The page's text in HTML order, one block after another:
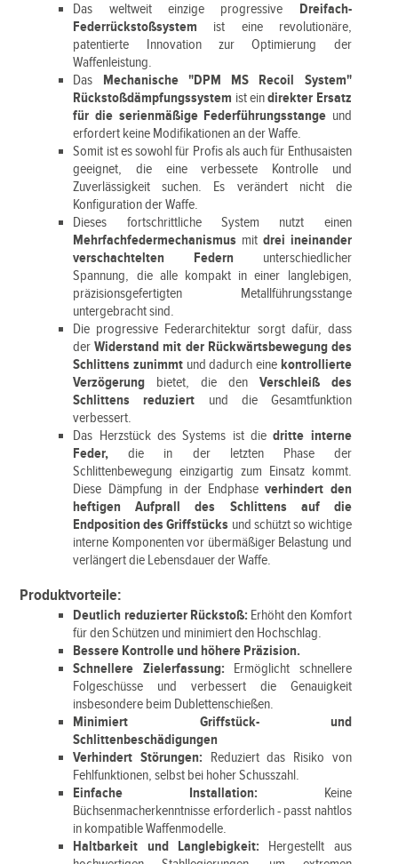
Das weltweit einzige progressive Dreifach-
Federrückstoßsystem ist eine revolutionäre,
patentierte Innovation zur Optimierung der
Waffenleistung.
Das Mechanische "DPM MS Recoil System"
Rückstoßdämpfungssystem ist eindirekter Ersatz
für die serienmäßige Federführungsstange und
erfordert keine Modifikationen an der Waffe.
Somit ist es sowohl für Profis als auch für Enthusaisten
geeignet, die eine verbessete Kontrolle und
Zuverlässigkeit suchen. Es verändert nicht die
Konfiguration der Waffe.
Dieses fortschrittliche System nutzt einen
Mehrfachfedermechanismus mit drei ineinander
verschachtelten Federn unterschiedlicher
Spannung, die alle kompakt in einer langlebigen,
präzisionsgefertigten Metallführungsstange
untergebracht sind.
Die progressive Federarchitektur sorgt dafür, dass
derWiderstand mit der Rückwärtsbewegung des
Schlittens zunimmt und dadurch eine kontrollierte
Verzögerung bietet, die den Verschleiß des
Schlittens reduziert und die Gesamtfunktion
verbessert.
Das Herzstück des Systems ist diedritte interne
Feder, die in der letzten Phase der
Schlittenbewegung einzigartig zum Einsatz kommt.
Diese Dämpfung in der Endphaseverhindert den
heftigen Aufprall des Schlittens auf die
Endposition des Griffstücks und schützt so wichtige
interne Komponenten vor übermäßiger Belastung und
verlängert die Lebensdauer der Waffe.
Produktvorteile:
Deutlich reduzierter Rückstoß: Erhöht den Komfort
für den Schützen und minimiert den Hochschlag.
Bessere Kontrolle und höhere Präzision.
Schnellere Zielerfassung: Ermöglicht schnellere
Folgeschüsse und verbessert die Genauigkeit
insbesondere beim Dublettenschießen.
Minimiert Griffstück- und
Schlittenbeschädigungen
Verhindert Störungen: Reduziert das Risiko von
Fehlfunktionen, selbst bei hoher Schusszahl.
Einfache Installation: Keine
Büchsenmacherkenntnisse erforderlich - passt nahtlos
in kompatible Waffenmodelle.
Haltbarkeit und Langlebigkeit: Hergestellt aus